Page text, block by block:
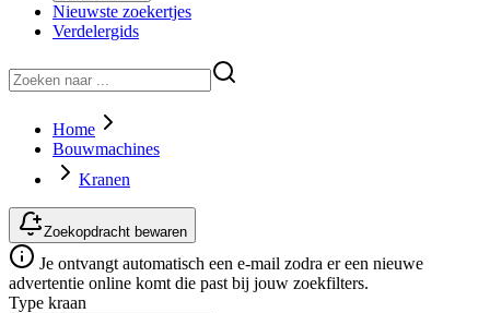
Nieuwste zoekertjes
Verdelergids
Home
Bouwmachines
Kranen
Zoekopdracht bewaren
Je ontvangt automatisch een e-mail zodra er een nieuwe
advertentie online komt die past bij jouw zoekfilters.
Type kraan